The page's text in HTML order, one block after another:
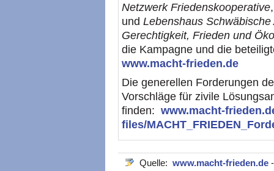
Netzwerk Friedenskooperative
und Lebenshaus
Gerechtigkeit, Frieden und
die Kampagne und die
www.macht-frieden.de
Die generellen Forderungen
Vorschläge für zivile
finden: www.macht-
files/
Quelle: www.macht-frieden.de